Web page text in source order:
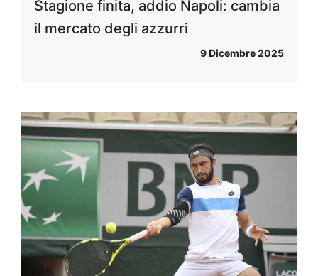
Stagione finita, addio Napoli: cambia
il mercato degli azzurri
9 Dicembre 2025